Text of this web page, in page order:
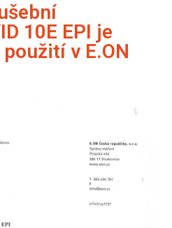
10E EPI je
v E.ON